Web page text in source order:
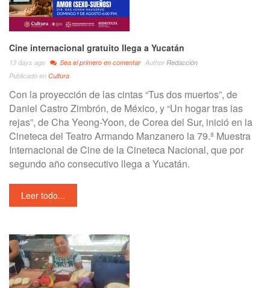
Cine internacional gratuito llega a Yucatán
13 days ago Sea el primero en comentar Author Redacción
Publicado en Cultura
Con la proyección de las cintas “Tus dos muertos”, de
Daniel Castro Zimbrón, de México, y “Un hogar tras las
rejas”, de Cha Yeong-Yoon, de Corea del Sur, inició en la
Cineteca del Teatro Armando Manzanero la 79.ª Muestra
Internacional de Cine de la Cineteca Nacional, que por
segundo año consecutivo llega a Yucatán.
Leer todo...